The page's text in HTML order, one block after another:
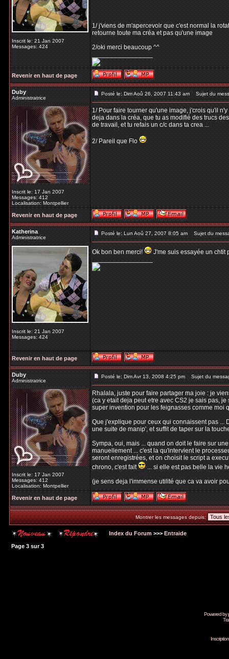
Inscrit le: 21 Jan 2007
Messages: 424
1/ j'viens de m'apercevoir que c'est normal la
retourne toute ma créa et pas qu'une image
2/oki merci beaucoup ^^
_________________
Revenir en haut de page
Duby
Administratrice
Inscrit le: 17 Jan 2007
Messages: 412
Localisation: Montpellier
Posté le: Dim Aoû 26, 2007 11:43 am Sujet du
1/ Pour faire tourner qu'une image, j'crois qu'il
deja dans la créa, que tu as modifié des trucs
de travail, et tu refais un c/c dans ta crea ...
2/ Pareil que Flo
Revenir en haut de page
Katherina
Administratrice
Inscrit le: 21 Jan 2007
Messages: 424
Posté le: Lun Aoû 27, 2007 8:05 am Sujet du
Ok bon ben merci!
J'me suis essayée un chtit
_________________
Revenir en haut de page
Duby
Administratrice
Inscrit le: 17 Jan 2007
Messages: 412
Localisation: Montpellier
Posté le: Dim Avr 13, 2008 4:25 pm Sujet du
Rhalala, juste pour faire partager ma joie : je
(ca y etait deja peut etre avec CS2 je sais pas,
super invention pour les feignasses comme moi
Que j'explique pour ceux qui connaissent pas ...
une suite de manip', et suffit de taper sur la
Sympa, oui, mais ... quand on doit le faire sur
manuellement ... c'est la qu'intervient le
seront enregistrées, et on choisit le script a
chrono, c'est fait
... si elle est pas belle la vie
(je sens deja l'immense utilité que ca va avoir
Revenir en haut de page
Montrer les messages depuis:
Index du Forum >>> Entraide
Page 3 sur3
Powered by